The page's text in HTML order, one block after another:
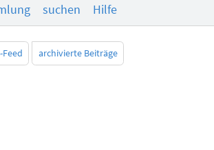
suchen Hilfe
Feed archivierte Beiträge